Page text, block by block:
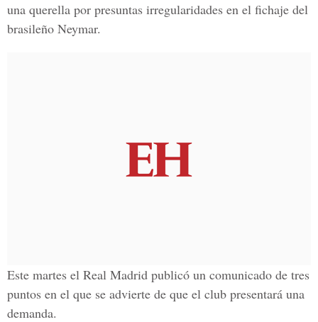
una querella por presuntas irregularidades en el fichaje del
brasileño Neymar.
Este martes el Real Madrid publicó un comunicado de tres
puntos en el que se advierte de que el club presentará una
demanda.